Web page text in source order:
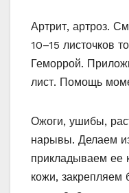
Артрит, артроз.
10–15 листочков
Геморрой.
лист. Помощь
Ожоги, ушибы,
нарывы. Делаем
прикладываем ее
кожи, закрепляем